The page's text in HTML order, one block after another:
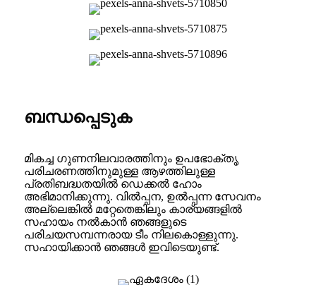
ബന്ധപ്പെടുക
മികച്ച ഗുണനിലവാരത്തിനും ഉപഭോക്തൃ
പരിചരണത്തിനുമുള്ള ആഴത്തിലുള്ള
പ്രതിബദ്ധതയിൽ ഡെക്കൽ ഹോം
അഭിമാനിക്കുന്നു. വിൽപ്പന, ഉൽപ്പന്ന സേവനം
അല്ലെങ്കിൽ മറ്റേതെങ്കിലും കാര്യങ്ങളിൽ
സഹായം നൽകാൻ ഞങ്ങളുടെ
പരിചയസമ്പന്നരായ ടീം നിലകൊള്ളുന്നു.
സഹായിക്കാൻ ഞങ്ങൾ ഇവിടെയുണ്ട്.